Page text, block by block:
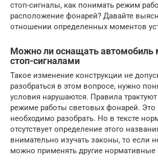
стоп-сигналы, как понимать режим
расположение фонарей? Давайте
отношении определенных моментов
Можно ли оснащать
стоп-сигналами
Такое изменение конструкции не
разобраться в этом вопросе, нужно
условия нарушаются. Правила
режиме работы световых фонарей. Это
необходимо разобрать. Но в тексте
отсутствует определение этого
внимательно изучать законы, то если
можно применять другие нормативные